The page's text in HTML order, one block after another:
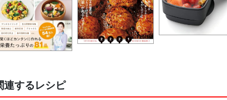
連するレシピ